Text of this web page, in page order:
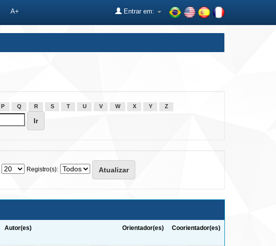
A+ Entrar em:
P Q R S T U V W X Y Z
Registro(s):
Autor(es) Orientador(es) Coorientador(es)